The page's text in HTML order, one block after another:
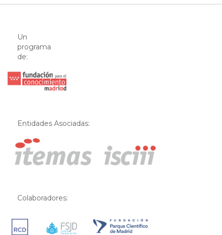
Un
programa
de:
Entidades Asociadas:
Colaboradores: